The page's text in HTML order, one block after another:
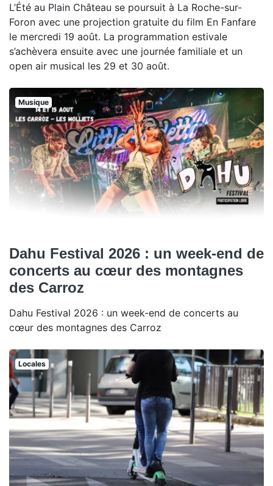
L’Été au Plain Château se poursuit à La Roche-sur-
Foron avec une projection gratuite du film En Fanfare
le mercredi 19 août. La programmation estivale
s’achèvera ensuite avec une journée familiale et un
open air musical les 29 et 30 août.
Musique
Dahu Festival 2026 : un week-end de
concerts au cœur des montagnes
des Carroz
Dahu Festival 2026 : un week-end de concerts au
cœur des montagnes des Carroz
Locales